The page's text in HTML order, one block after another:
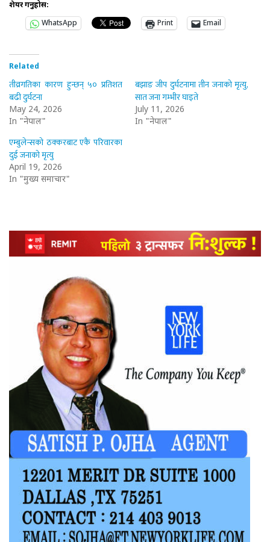
शेयर गर्नुहोस:
WhatsApp
Print Email
Related
तीव्रगतिका कारण हुन्छन् ५० प्रतिशत
बढी दुर्घटना
May 24, 2026
In "नेपाल"
बझाङ जीप दुर्घटनामा तीन जनाको मृत्यु,
सात जना गम्भीर घाइते
July 11, 2026
In "नेपाल"
एम्बुलेन्सको ठक्करबाट एकै परिवारका
दुई जनाको मृत्यु
April 19, 2026
In "मुख्य समाचार"